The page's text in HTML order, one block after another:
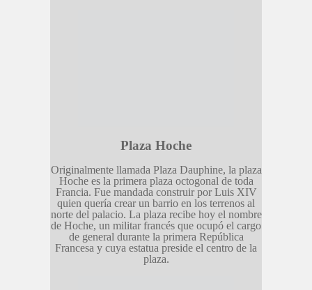
Plaza Hoche
Originalmente llamada Plaza Dauphine, la plaza
Hoche es la primera plaza octogonal de toda
Francia. Fue mandada construir por Luis XIV
quien quería crear un barrio en los terrenos al
norte del palacio. La plaza recibe hoy el nombre
de Hoche, un militar francés que ocupó el cargo
de general durante la primera República
Francesa y cuya estatua preside el centro de la
plaza.